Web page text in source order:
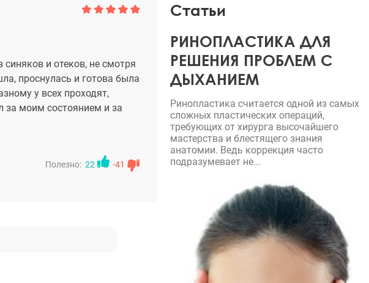
и отеков, не смотря
проснулась и готова была
у всех проходят,
за моим состоянием и за
Полезно: 22 -41
Статьи
РИНОПЛАСТИКА ДЛЯ
РЕШЕНИЯ ПРОБЛЕМ С
ДЫХАНИЕМ
Ринопластика считается одной из самых
сложных пластических операций,
требующих от хирурга высочайшего
мастерства и блестящего знания
анатомии. Ведь коррекция часто
подразумевает не...